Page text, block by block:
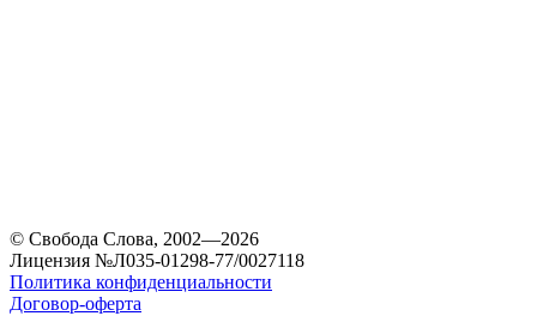
© Свобода Слова, 2002—2026
Лицензия №Л035-01298-77/0027118
Политика конфиденциальности
Договор-оферта